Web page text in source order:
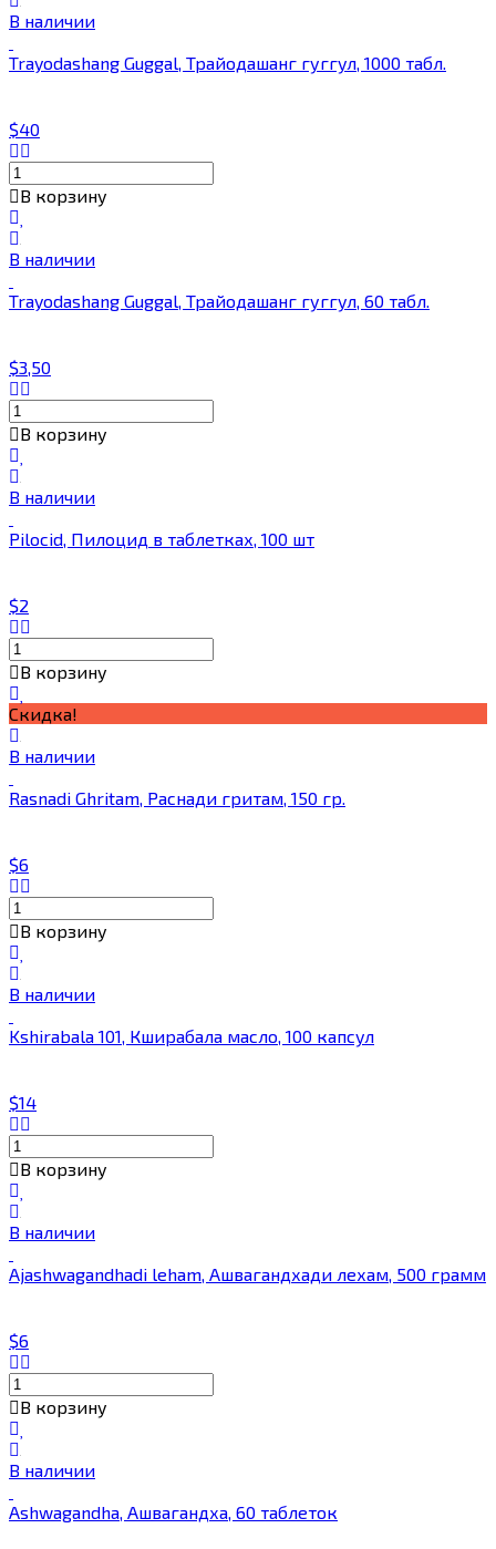
В наличии
Trayodashang Guggal, Трайодашанг гуггул, 1000 табл.
$40
В корзину
В наличии
Trayodashang Guggal, Трайодашанг гуггул, 60 табл.
$3,50
В корзину
В наличии
Pilocid, Пилоцид в таблетках, 100 шт
$2
В корзину
Скидка!
В наличии
Rasnadi Ghritam, Раснади гритам, 150 гр.
$6
В корзину
В наличии
Kshirabala 101, Кширабала масло, 100 капсул
$14
В корзину
В наличии
Ajashwagandhadi leham, Ашвагандхади лехам, 500 грамм
$6
В корзину
В наличии
Ashwagandha, Ашвагандха, 60 таблеток